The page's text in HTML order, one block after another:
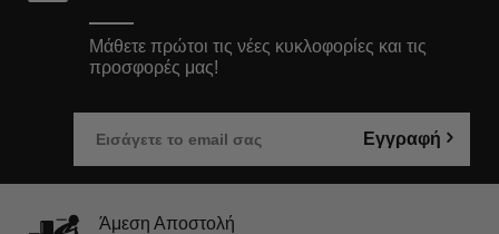
Μάθετε πρώτοι τις νέες κυκλοφορίες και τις
προσφορές μας!
Εγγραφή
Άμεση Αποστολή